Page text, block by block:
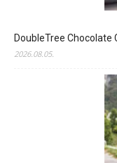
DoubleTree Chocolate
2026.08.05.